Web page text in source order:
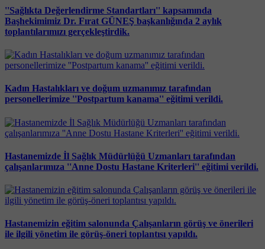
''Sağlıkta Değerlendirme Standartları'' kapsamında
Başhekimimiz Dr. Fırat GÜNEŞ başkanlığında 2 aylık
toplantılarımızı gerçekleştirdik.
Kadın Hastalıkları ve doğum uzmanımız tarafından
personellerimize ''Postpartum kanama'' eğitimi verildi.
Hastanemizde İl Sağlık Müdürlüğü Uzmanları tarafından
çalışanlarımıza ''Anne Dostu Hastane Kriterleri'' eğitimi verildi.
Hastanemizin eğitim salonunda Çalışanların görüş ve önerileri
ile ilgili yönetim ile görüş-öneri toplantısı yapıldı.